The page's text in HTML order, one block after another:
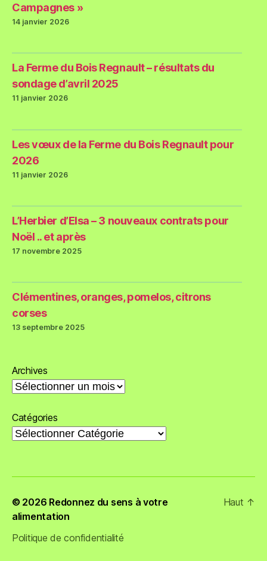
Campagnes »
14 janvier 2026
La Ferme du Bois Regnault – résultats du
sondage d’avril 2025
11 janvier 2026
Les vœux de la Ferme du Bois Regnault pour
2026
11 janvier 2026
L’Herbier d’Elsa – 3 nouveaux contrats pour
Noël .. et après
17 novembre 2025
Clémentines, oranges, pomelos, citrons
corses
13 septembre 2025
Archives
Catégories
© 2026 Redonnez du sens à votre
alimentation
Politique de confidentialité
Haut ↑